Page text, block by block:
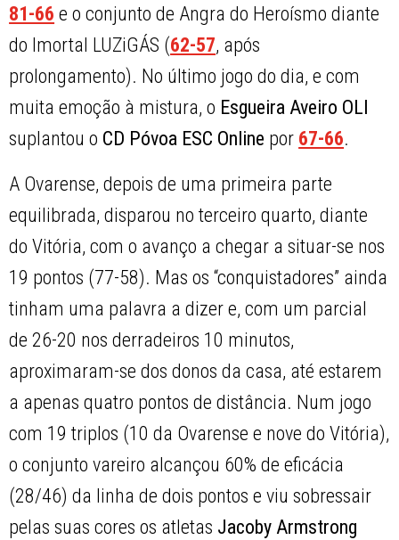
81-66 e o conjunto de Angra do Heroísmo diante
do Imortal LUZiGÁS (62-57, após
prolongamento). No último jogo do dia, e com
muita emoção à mistura, o Esgueira Aveiro OLI
suplantou o CD Póvoa ESC Online por 67-66.
A Ovarense, depois de uma primeira parte
equilibrada, disparou no terceiro quarto, diante
do Vitória, com o avanço a chegar a situar-se nos
19 pontos (77-58). Mas os “conquistadores” ainda
tinham uma palavra a dizer e, com um parcial
de 26-20 nos derradeiros 10 minutos,
aproximaram-se dos donos da casa, até estarem
a apenas quatro pontos de distância. Num jogo
com 19 triplos (10 da Ovarense e nove do Vitória),
o conjunto vareiro alcançou 60% de eficácia
(28/46) da linha de dois pontos e viu sobressair
pelas suas cores os atletas Jacoby Armstrong